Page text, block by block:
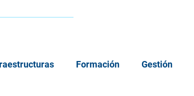
Formación Gestión